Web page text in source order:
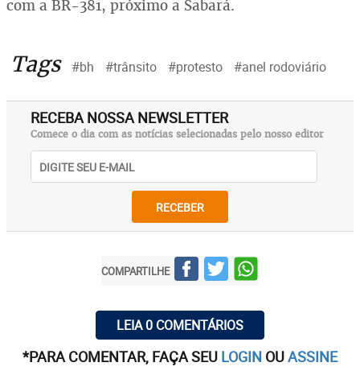
com a BR-381, próximo a Sabará.
Tags #bh #trânsito #protesto #anel rodoviário
RECEBA NOSSA NEWSLETTER
Comece o dia com as notícias selecionadas pelo nosso editor
RECEBER
COMPARTILHE
LEIA 0 COMENTÁRIOS
*PARA COMENTAR, FAÇA SEU LOGIN OUASSINE